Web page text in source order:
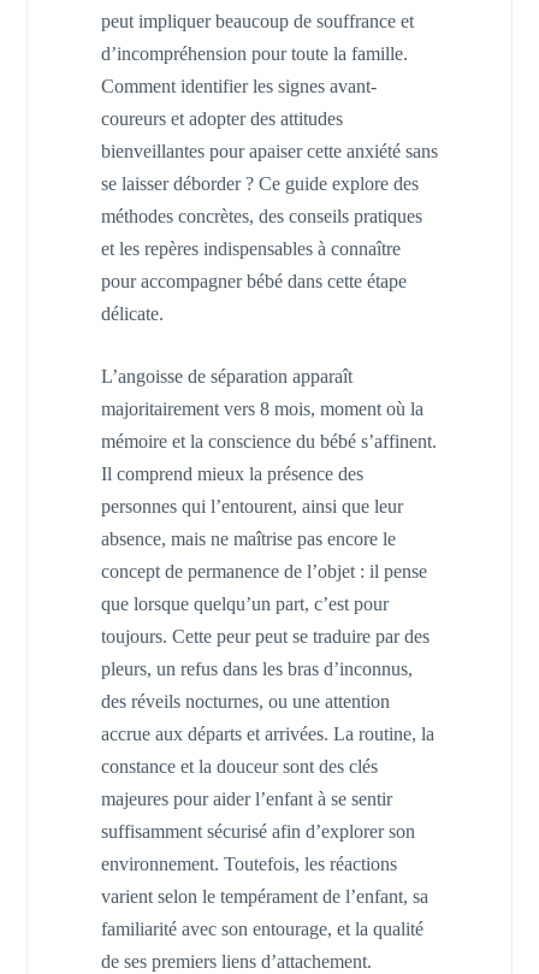
peut impliquer beaucoup de souffrance et
d’incompréhension pour toute la famille.
Comment identifier les signes avant-
coureurs et adopter des attitudes
bienveillantes pour apaiser cette anxiété sans
se laisser déborder ? Ce guide explore des
méthodes concrètes, des conseils pratiques
et les repères indispensables à connaître
pour accompagner bébé dans cette étape
délicate.
L’angoisse de séparation apparaît
majoritairement vers 8 mois, moment où la
mémoire et la conscience du bébé s’affinent.
Il comprend mieux la présence des
personnes qui l’entourent, ainsi que leur
absence, mais ne maîtrise pas encore le
concept de permanence de l’objet : il pense
que lorsque quelqu’un part, c’est pour
toujours. Cette peur peut se traduire par des
pleurs, un refus dans les bras d’inconnus,
des réveils nocturnes, ou une attention
accrue aux départs et arrivées. La routine, la
constance et la douceur sont des clés
majeures pour aider l’enfant à se sentir
suffisamment sécurisé afin d’explorer son
environnement. Toutefois, les réactions
varient selon le tempérament de l’enfant, sa
familiarité avec son entourage, et la qualité
de ses premiers liens d’attachement.